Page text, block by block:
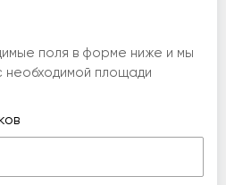
поля в форме ниже и мы
необходимой площади